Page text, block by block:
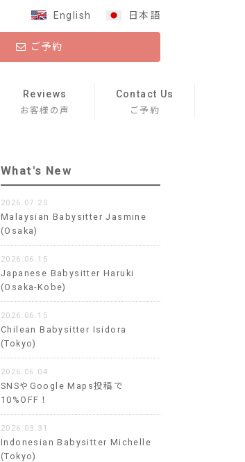
English 日本語
ご予約
Reviews
お客様の声
Contact Us
ご予約
What's New
2026.07.20
Malaysian Babysitter Jasmine
(Osaka)
2026.06.15
Japanese Babysitter Haruki
(Osaka-Kobe)
2026.06.15
Chilean Babysitter Isidora
(Tokyo)
2026.06.04
SNSやGoogle Maps投稿で
10%OFF！
2026.03.31
Indonesian Babysitter Michelle
(Tokyo)